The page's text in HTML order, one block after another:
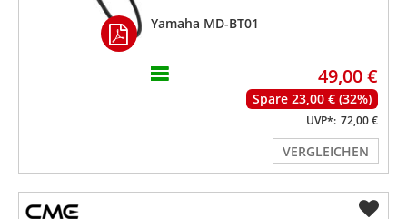
Yamaha MD-BT01
49,00 €
Spare 23,00 € (32%)
UVP*: 72,00 €
VERGLEICHEN